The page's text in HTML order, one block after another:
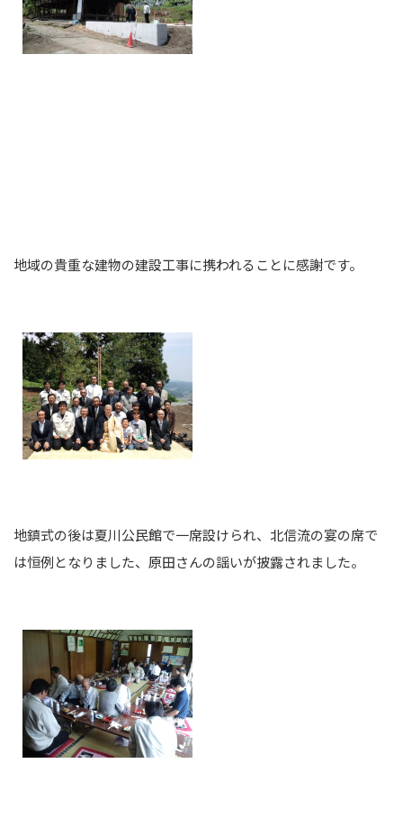
地域の貴重な建物の建設工事に携われることに感謝です。
地鎮式の後は夏川公民館で一席設けられ、北信流の宴の席で
は恒例となりました、原田さんの謡いが披露されました。